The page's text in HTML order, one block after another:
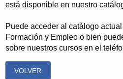
está disponible en nuestro
Puede acceder al catálogo
Formación y Empleo o bien
sobre nuestros cursos en el
VOLVER